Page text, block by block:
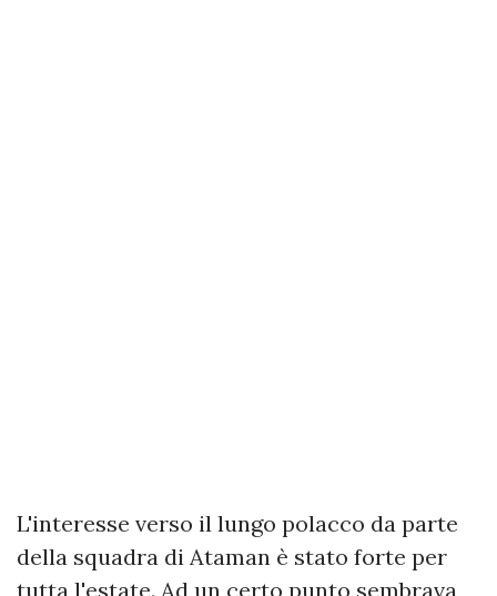
L'interesse verso il lungo polacco da parte
della squadra di Ataman è stato forte per
tutta l'estate. Ad un certo punto sembrava